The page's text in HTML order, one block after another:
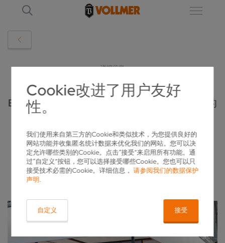
Cookie改进了用户友好
性。
我们使用来自第三方的Cookie和类似技术，为您提供良好的
网站功能并收集匿名统计数据来优化我们的网站。您可以决
定允许哪些类别的Cookie。点击“接受”来启用所有功能。通
过“自定义”按钮，您可以选择接受哪些Cookie。您也可以只
接受技术必需的Cookie。详细信息，请参阅我们的数据保护
声明.
自定义 接受
详细信息
EMO 2025：孚尔默将展示其在金属加工领域的
2025-07-15